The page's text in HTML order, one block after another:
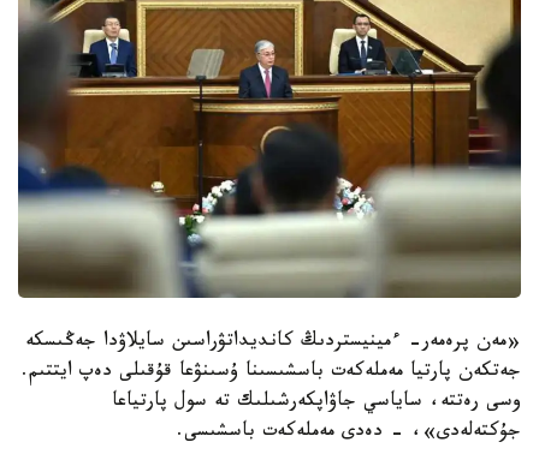
«مەن پرەمەر- ءمينيستردىڭ كانديداتۋراسىن سايلاۋدا جەڭىسكە
جەتكەن پارتيا مەملەكەت باسشىسىنا ۇسىنۋعا قۇقىلى دەپ ايتتىم.
وسى رەتتە، ساياسي جاۋاپكەرشىلىك تە سول پارتياعا
جۇكتەلەدى»، - دەدى مەملەكەت باسشىسى.